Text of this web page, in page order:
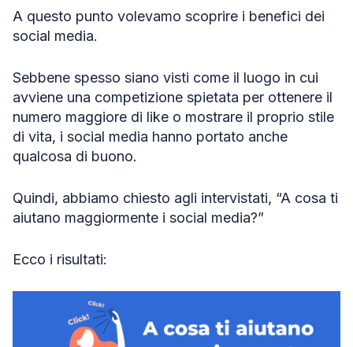
A questo punto volevamo scoprire i benefici dei
social media.
Sebbene spesso siano visti come il luogo in cui
avviene una competizione spietata per ottenere il
numero maggiore di like o mostrare il proprio stile
di vita, i social media hanno portato anche
qualcosa di buono.
Quindi, abbiamo chiesto agli intervistati, “A cosa ti
aiutano maggiormente i social media?”
Ecco i risultati: